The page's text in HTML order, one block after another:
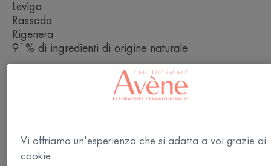
Leviga
Rassoda
Rigenera
91% di ingredienti di origine naturale
ricaricabile
Perfetto per
Adulti
Vi offriamo un'esperienza che si adatta a voi grazie ai
cookie